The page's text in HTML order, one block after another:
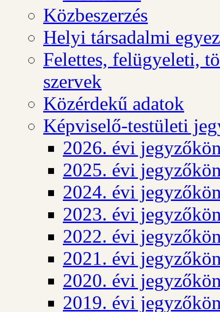
Közbeszerzés
Helyi társadalmi
Felettes, felügyeleti,
szervek
Közérdekű adatok
Képviselő-testületi
2026. évi
2025. évi
2024. évi
2023. évi
2022. évi
2021. évi
2020. évi
2019. évi